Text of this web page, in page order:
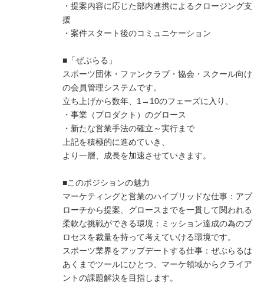
・提案内容に応じた部内連携によるクロージング支
援
・案件スタート後のコミュニケーション
■「ぜぶらる」
スポーツ団体・ファンクラブ・協会・スクール向け
の会員管理システムです。
立ち上げから数年、1→10のフェーズに入り、
・事業（プロダクト）のグロース
・新たな営業手法の確立～実行まで
上記を積極的に進めていき、
より一層、成長を加速させていきます。
■このポジションの魅力
マーケティングと営業のハイブリッドな仕事：アプ
ローチから提案、グロースまでを一貫して関われる
柔軟な挑戦ができる環境：ミッション達成の為のプ
ロセスを裁量を持って考えていける環境です。
スポーツ業界をアップデートする仕事：ぜぶらるは
あくまでツールにひとつ、マーケ領域からクライア
ントの課題解決を目指します。